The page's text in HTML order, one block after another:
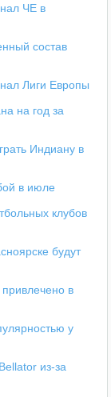
ЧЕ в
состав
Лиги Европы
на год за
Индиану в
в июле
клубов
будут
в
у
из-за